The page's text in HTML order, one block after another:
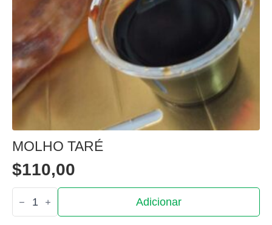
Shoyo
salgado
MOLHO TARÉ
$110,00
Quantidade
de
Molho
Adicionar